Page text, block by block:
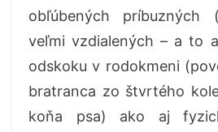
obľúbených príbuzných
veľmi vzdialených – a to
odskoku v rodokmeni
bratranca zo štvrtého
koňa psa) ako aj